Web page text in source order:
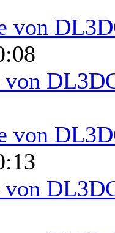
von
von
von
von